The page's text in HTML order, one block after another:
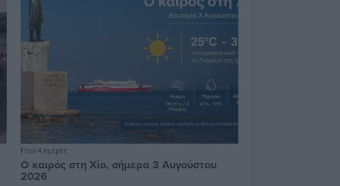
Πριν 4 ημέρες
Ο καιρός στη Χίο, σήμερα 3 Αυγούστου
2026